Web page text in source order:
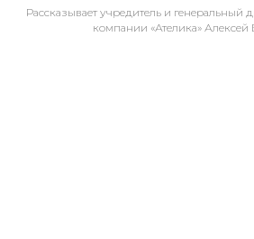
Рассказывает учредитель и
компании «Ателика» Алексей